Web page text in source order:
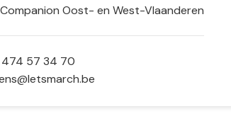
Oost- en West-Vlaanderen
474 57 34 70